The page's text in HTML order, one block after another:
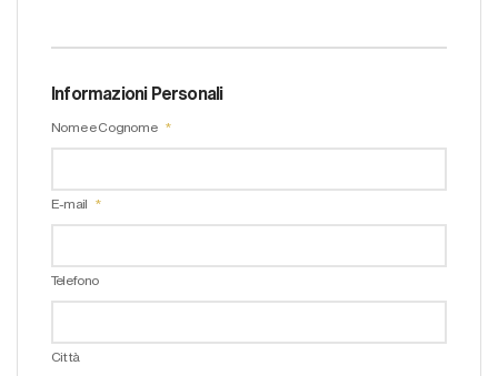
Informazioni Personali
Nome e Cognome
E-mail
Telefono
Città